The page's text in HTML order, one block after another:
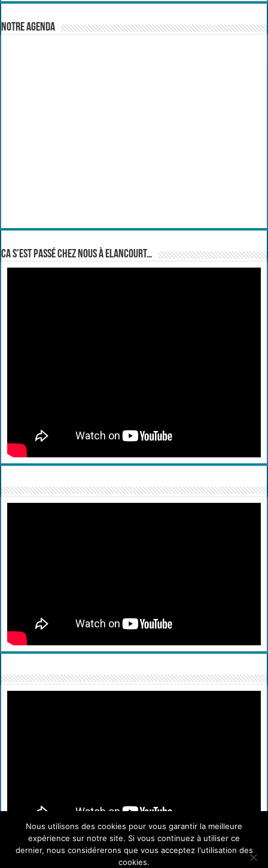
Notre Agenda
Ca s’est passé chez nous à Elancourt…
Nous utilisons des cookies pour vous garantir la meilleure
expérience sur notre site. Si vous continuez à utiliser ce
dernier, nous considérerons que vous acceptez l'utilisation des
cookies.